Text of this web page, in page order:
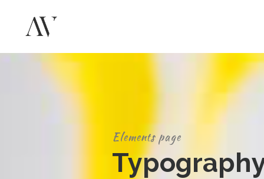
Elements page